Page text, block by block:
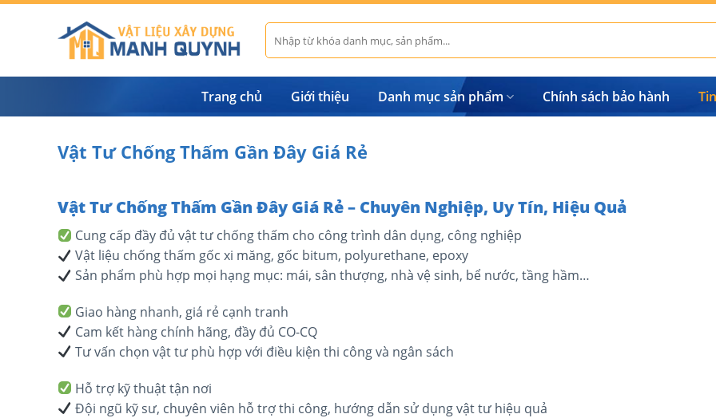
Skip
Tìm
kiếm:
Trang chủ Giới thiệu Danh mục sản phẩm Chính sách bảo hành
Vật Tư Chống Thấm Gần Đây Giá Rẻ
Vật Tư Chống Thấm Gần Đây Giá Rẻ – Chuyên Nghiệp, Uy Tín, Hiệu Quả
Cung cấp đầy đủ vật tư chống thấm cho công trình dân dụng, công nghiệp
Vật liệu chống thấm gốc xi măng, gốc bitum, polyurethane, epoxy
Sản phẩm phù hợp mọi hạng mục: mái, sân thượng, nhà vệ sinh, bể nước, tầng hầm…
Giao hàng nhanh, giá rẻ cạnh tranh
Cam kết hàng chính hãng, đầy đủ CO-CQ
Tư vấn chọn vật tư phù hợp với điều kiện thi công và ngân sách
Hỗ trợ kỹ thuật tận nơi
Đội ngũ kỹ sư, chuyên viên hỗ trợ thi công, hướng dẫn sử dụng vật tư hiệu quả